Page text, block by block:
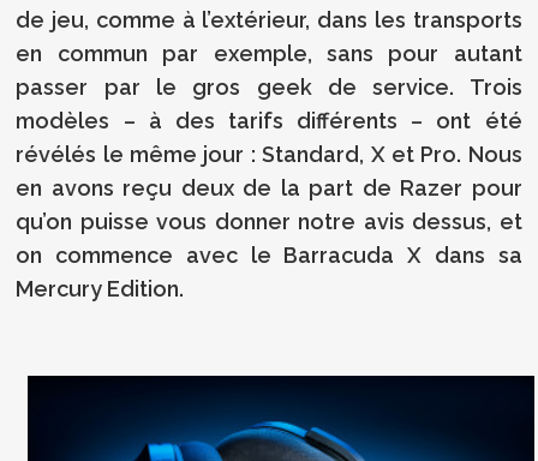
de jeu, comme à l’extérieur, dans les transports
en commun par exemple, sans pour autant
passer par le gros geek de service. Trois
modèles – à des tarifs différents – ont été
révélés le même jour : Standard, X et Pro. Nous
en avons reçu deux de la part de Razer pour
qu’on puisse vous donner notre avis dessus, et
on commence avec le Barracuda X dans sa
Mercury Edition.